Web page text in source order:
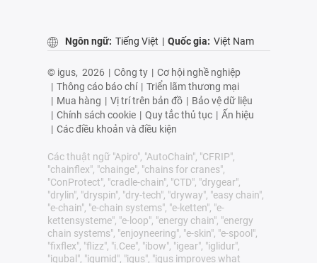
Ngôn ngữ: Tiếng Việt | Quốc gia: Việt Nam
© igus, 2026 | Công ty | Cơ hội nghề nghiệp
| Thông cáo báo chí | Triển lãm thương mại
| Mua hàng | Vị trí trên bản đồ | Bảo vệ dữ liệu
| Chính sách cookie | Quy tắc thủ tục | Ấn hiệu
| Các điều khoản và điều kiện
Các thuật ngữ "Apiro", "AutoChain", "CFRIP",
"chainflex", "chainge", "chains for cranes",
"ConProtect", "cradle-chain", "CTD", "drygear",
"drylin", "dryspin", "dry-tech", "dryway", "easy chain",
"e-chain", "e-chain systems", "e-ketten", "e-
kettensysteme", "e-loop", "energy chain", "energy
chain systems", "enjoyneering", "e-skin", "e-spool",
"fixflex", "flizz", "i.Cee", "ibow", "igear", "iglidur",
"igubal", "igumid", "igus", "igus improves what